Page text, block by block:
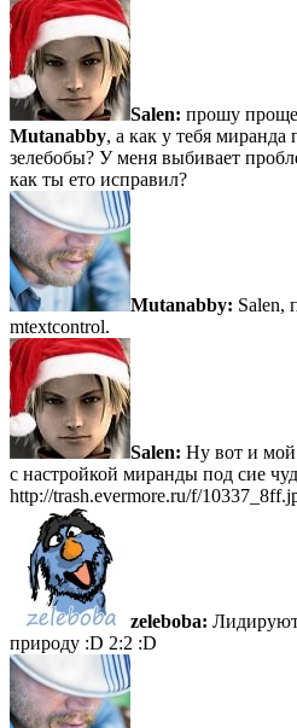
Salen: прошу
Mutanabby, а как у тебя
зелебобы? У меня выбивает
как ты ето исправил?
Mutanabby: Salen,
mtextcontrol.
Salen: Ну вот и
с настройкой миранды под сие
http://trash.evermore.ru/f/
zeleboba:
природу :D 2:2 :D